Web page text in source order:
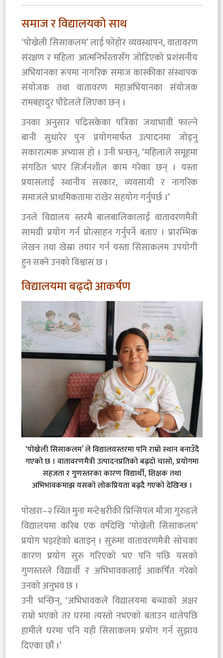
समाज र विद्यालयको साथ
‘पोख्रेली सिसाकलम’ लाई फोहोर व्यवस्थापन, वातावरण
संरक्षण र महिला आत्मनिर्भरतासँग जोडिएको प्रशंसनीय
अभियानका रूपमा नागरिक समाज कास्कीका संस्थापक
संयोजक तथा वातावरण महाअभियानका संयोजक
रामबहादुर पौडेलले लिएका छन् ।
उनका अनुसार पढिसकेका पत्रिका जथाभावी फाल्ने
बानी सुधारेर पुनः प्रयोगमार्फत उत्पादनमा जोड्नु
सकारात्मक अभ्यास हो । उनी भन्छन्, ‘महिलाले समूहमा
संगठित भएर सिर्जनशील काम गरेका छन् । यस्ता
प्रयासलाई स्थानीय सरकार, व्यवसायी र नागरिक
समाजले प्राथमिकतामा राखेर सहयोग गर्नुपर्छ ।’
उनले विद्यालय स्तरमै बालबालिकालाई वातावरणमैत्री
सामग्री प्रयोग गर्न प्रोत्साहन गर्नुपर्ने बताए । प्रारम्भिक
लेखन तथा खेस्रा तयार गर्न यस्ता सिसाकलम उपयोगी
हुन सक्ने उनको विश्वास छ ।
विद्यालयमा बढ्दो आकर्षण
‘पोख्रेली सिसाकलम’ ले विद्यालयस्तरमा पनि राम्रो स्थान बनाउँदै
गएको छ । वातावरणमैत्री उत्पादनप्रतिको बढ्दो चासो, प्रयोगमा
सहजता र गुणस्तरका कारण विद्यार्थी, शिक्षक तथा
अभिभावकमाझ यसको लोकप्रियता बढ्दै गएको देखिन्छ ।
पोखरा–२ स्थित मुना मन्टेश्वरीकी प्रिन्सिपल मौजा गुरुङले
विद्यालयमा करिब एक वर्षदेखि ‘पोख्रेली सिसाकलम’
प्रयोग भइरहेको बताइन् । सुरुमा वातावरणमैत्री सोचका
कारण प्रयोग सुरु गरिएको भए पनि पछि यसको
गुणस्तरले विद्यार्थी र अभिभावकलाई आकर्षित गरेको
उनको अनुभव छ ।
उनी भन्छिन्, ‘अभिभावकले विद्यालयमा बच्चाको अक्षर
राम्रो भएको तर घरमा त्यस्तो नभएको बताउन थालेपछि
हामीले घरमा पनि यही सिसाकलम प्रयोग गर्न सुझाव
दिएका छौं ।’